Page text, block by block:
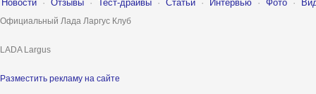
Новости · Отзывы · Тест-драйвы · Статьи · Интервью · Фото ·
Официальный Лада Ларгус Клуб
LADA Largus
Разместить рекламу на сайте